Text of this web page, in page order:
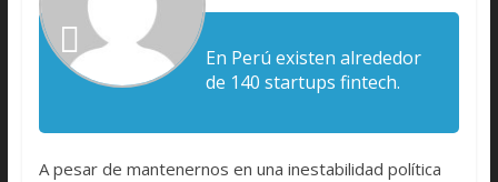
En Perú existen alrededor
de 140 startups fintech.
A pesar de mantenernos en una inestabilidad política